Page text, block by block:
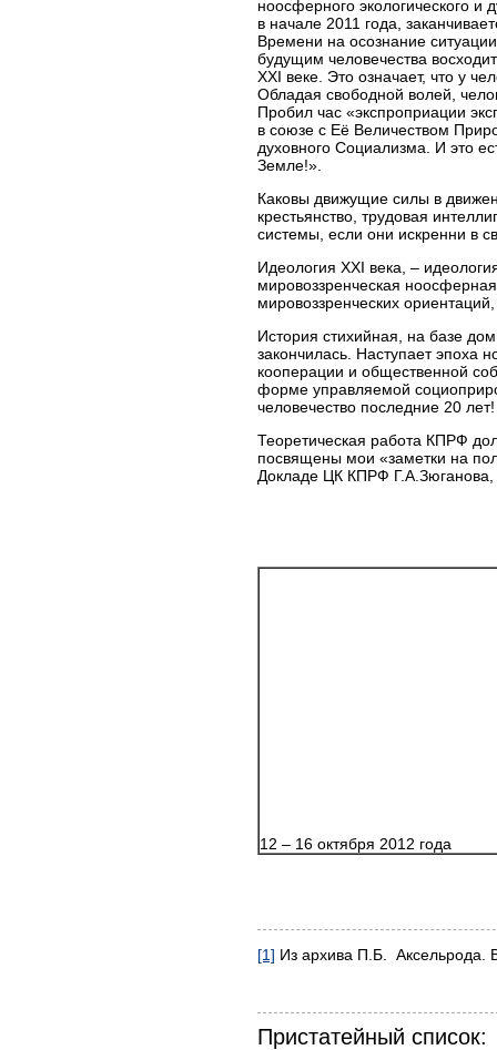
ноосферного экологического
в начале 2011 года,
Времени на осознание
будущим человечества
XXI веке. Это означает, что у
Обладая свободной волей,
Пробил час «экспроприации
в союзе с Её Величеством
духовного Социализма. И это
Земле!».
Каковы движущие силы в
крестьянство, трудовая
системы, если они искренни в
Идеология XXI века, –
мировоззренческая
мировоззренческих
История стихийная, на базе
закончилась. Наступает эпоха
кооперации и общественной
форме управляемой
человечество последние 20 лет!
Теоретическая работа КПРФ
посвящены мои «заметки на
Докладе ЦК КПРФ Г.А.Зюганова,
12 – 16 октября 2012 года
[1] Из архива П.Б. Аксельрода.
Пристатейный список: